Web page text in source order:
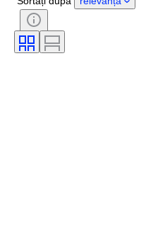
Culoare
Scală
Alimentare electrică
Compania de cale ferată